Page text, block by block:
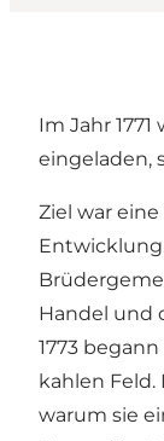
Im Jahr
eingeladen,
Ziel war
Handel und
1773
kahlen
warum sie